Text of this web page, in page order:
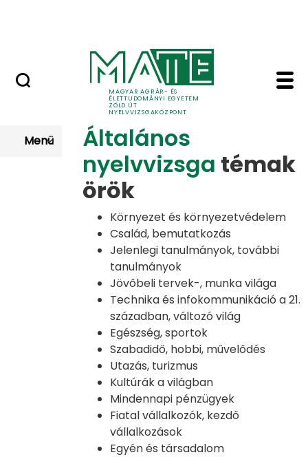
MAGYAR AGRÁR- ÉS
ÉLETTUDOMÁNYI EGYETEM
ZÖLD ÚT
NYELVVIZSGAKÖZPONT
Zöld Út nyelvvizsga
Témakörök
Menü
Általános
nyelvvizsga témak
örök
Környezet és környezetvédelem
Család, bemutatkozás
Jelenlegi tanulmányok, további
tanulmányok
Jövőbeli tervek-, munka világa
Technika és infokommunikáció a 21.
században, változó világ
Egészség, sportok
Szabadidő, hobbi, művelődés
Utazás, turizmus
Kultúrák a világban
Mindennapi pénzügyek
Fiatal vállalkozók, kezdő
vállalkozások
Egyén és társadalom